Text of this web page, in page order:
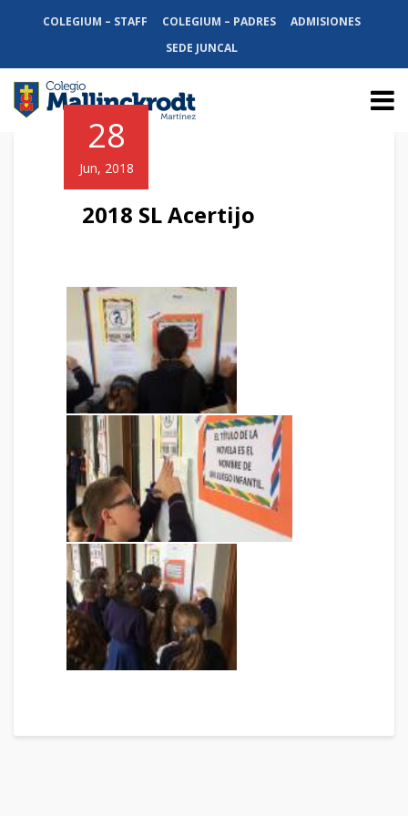
COLEGIUM – STAFF COLEGIUM – PADRES
ADMISIONES
SEDE JUNCAL
28
Jun, 2018
2018 SL Acertijo